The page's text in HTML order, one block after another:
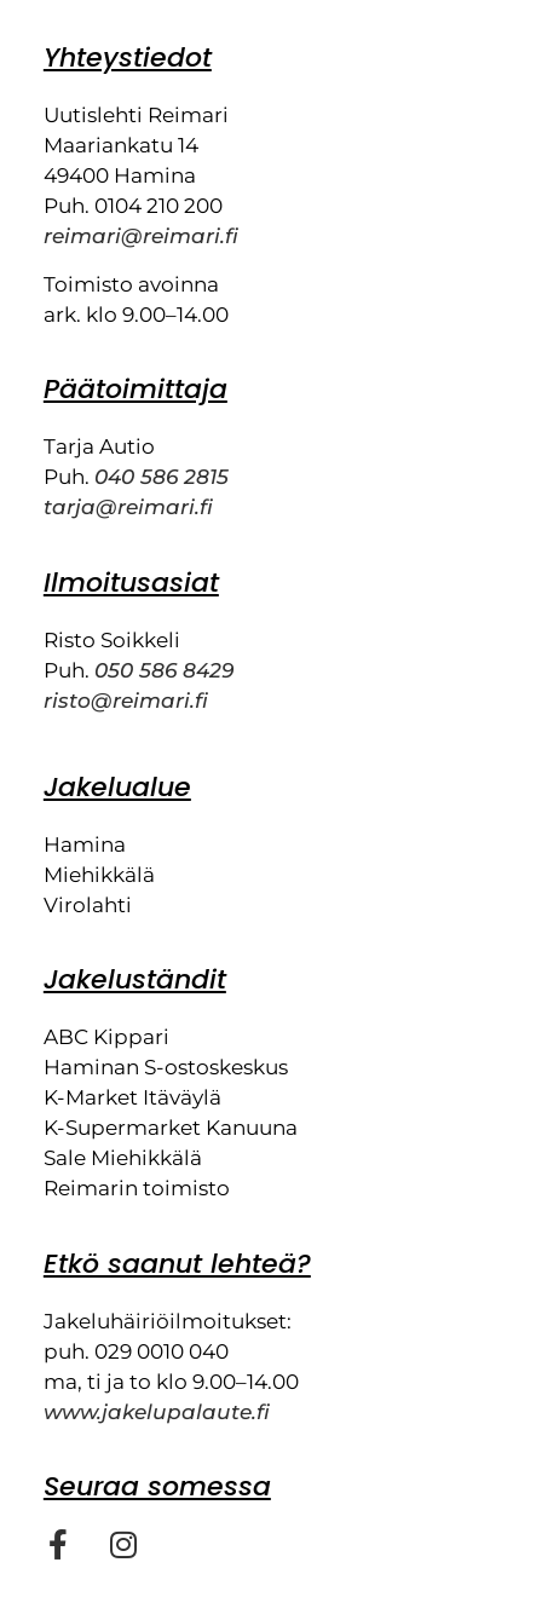
Yhteystiedot
Uutislehti Reimari
Maariankatu 14
49400 Hamina
Puh. 0104 210 200
reimari@reimari.fi
Toimisto avoinna
ark. klo 9.00–14.00
Päätoimittaja
Tarja Autio
Puh. 040 586 2815
tarja@reimari.fi
Ilmoitusasiat
Risto Soikkeli
Puh. 050 586 8429
risto@reimari.fi
Jakelualue
Hamina
Miehikkälä
Virolahti
Jakeluständit
ABC Kippari
Haminan S-ostoskeskus
K-Market Itäväylä
K-Supermarket Kanuuna
Sale Miehikkälä
Reimarin toimisto
Etkö saanut lehteä?
Jakeluhäiriöilmoitukset:
puh. 029 0010 040
ma, ti ja to klo 9.00–14.00
www.jakelupalaute.fi
Seuraa somessa